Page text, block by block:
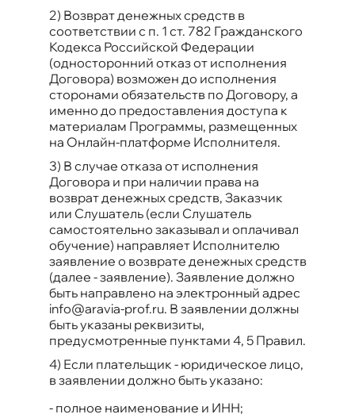
2) Возврат денежных средств в
соответствии с п. 1 ст. 782 Гражданского
Кодекса Российской Федерации
(односторонний отказ от исполнения
Договора) возможен до исполнения
сторонами обязательств по Договору, а
именно до предоставления доступа к
материалам Программы, размещенных
на Онлайн-платформе Исполнителя.
3) В случае отказа от исполнения
Договора и при наличии права на
возврат денежных средств, Заказчик
или Слушатель (если Слушатель
самостоятельно заказывал и оплачивал
обучение) направляет Исполнителю
заявление о возврате денежных средств
(далее - заявление). Заявление должно
быть направлено на электронный адрес
info@aravia-prof.ru. В заявлении должны
быть указаны реквизиты,
предусмотренные пунктами 4, 5 Правил.
4) Если плательщик - юридическое лицо,
в заявлении должно быть указано:
- полное наименование и ИНН;